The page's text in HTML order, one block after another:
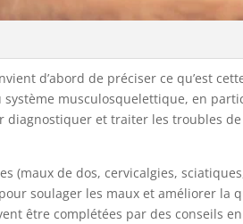
d’abord de préciser ce qu’est
musculosquelettique, en
et traiter les troubles de
(maux de dos, cervicalgies,
soulager les maux et améliorer la
être complétées par des conseils en